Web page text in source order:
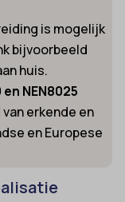
is mogelijk
bijvoorbeeld
huis.
en NEN8025
erkende en
en Europese